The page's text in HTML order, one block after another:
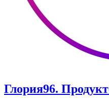
Глория96.